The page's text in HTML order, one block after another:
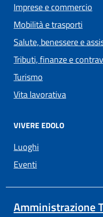
Imprese e commercio
Mobilità e trasporti
Salute, benessere e
Tributi, finanze e
Turismo
Vita lavorativa
VIVERE EDOLO
Luoghi
Eventi
Amministrazione